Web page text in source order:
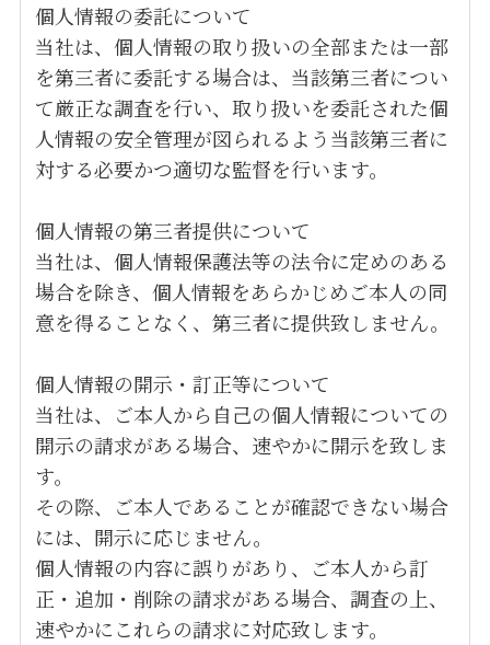
個人情報の委託について
当社は、個人情報の取り扱いの全部または一部
を第三者に委託する場合は、当該第三者につい
て厳正な調査を行い、取り扱いを委託された個
人情報の安全管理が図られるよう当該第三者に
対する必要かつ適切な監督を行います。
個人情報の第三者提供について
当社は、個人情報保護法等の法令に定めのある
場合を除き、個人情報をあらかじめご本人の同
意を得ることなく、第三者に提供致しません。
個人情報の開示・訂正等について
当社は、ご本人から自己の個人情報についての
開示の請求がある場合、速やかに開示を致しま
す。
その際、ご本人であることが確認できない場合
には、開示に応じません。
個人情報の内容に誤りがあり、ご本人から訂
正・追加・削除の請求がある場合、調査の上、
速やかにこれらの請求に対応致します。